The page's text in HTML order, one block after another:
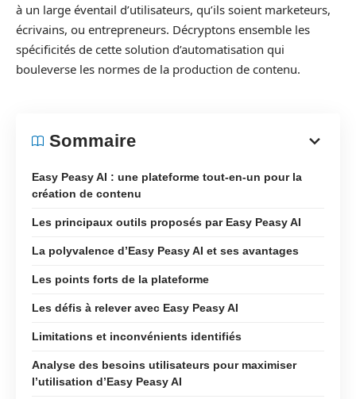
à un large éventail d’utilisateurs, qu’ils soient marketeurs,
écrivains, ou entrepreneurs. Décryptons ensemble les
spécificités de cette solution d’automatisation qui
bouleverse les normes de la production de contenu.
Sommaire
Easy Peasy AI : une plateforme tout-en-un pour la
création de contenu
Les principaux outils proposés par Easy Peasy AI
La polyvalence d’Easy Peasy AI et ses avantages
Les points forts de la plateforme
Les défis à relever avec Easy Peasy AI
Limitations et inconvénients identifiés
Analyse des besoins utilisateurs pour maximiser
l’utilisation d’Easy Peasy AI